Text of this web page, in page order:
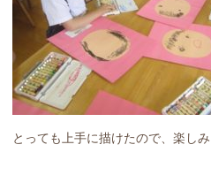
とっても上手に描けたので、楽し